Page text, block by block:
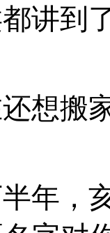
讲到
想搬
年，